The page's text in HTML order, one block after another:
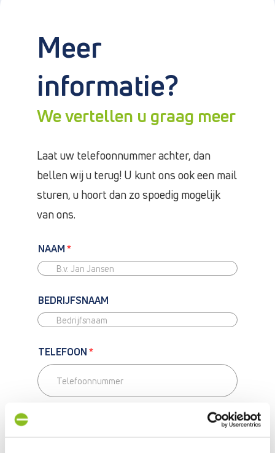
Meer
informatie?
We vertellen u graag meer
Laat uw telefoonnummer achter, dan
bellen wij u terug! U kunt ons ook een mail
sturen, u hoort dan zo spoedig mogelijk
van ons.
NAAM*
BEDRIJFSNAAM
TELEFOON*
T
F
E-MAIL*